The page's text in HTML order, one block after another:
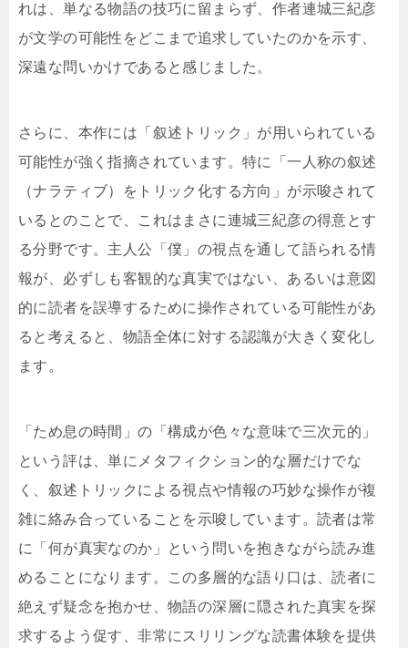
れは、単なる物語の技巧に留まらず、作者連城三紀彦
が文学の可能性をどこまで追求していたのかを示す、
深遠な問いかけであると感じました。
さらに、本作には「叙述トリック」が用いられている
可能性が強く指摘されています。特に「一人称の叙述
（ナラティブ）をトリック化する方向」が示唆されて
いるとのことで、これはまさに連城三紀彦の得意とす
る分野です。主人公「僕」の視点を通して語られる情
報が、必ずしも客観的な真実ではない、あるいは意図
的に読者を誤導するために操作されている可能性があ
ると考えると、物語全体に対する認識が大きく変化し
ます。
「ため息の時間」の「構成が色々な意味で三次元的」
という評は、単にメタフィクション的な層だけでな
く、叙述トリックによる視点や情報の巧妙な操作が複
雑に絡み合っていることを示唆しています。読者は常
に「何が真実なのか」という問いを抱きながら読み進
めることになります。この多層的な語り口は、読者に
絶えず疑念を抱かせ、物語の深層に隠された真実を探
求するよう促す、非常にスリリングな読書体験を提供